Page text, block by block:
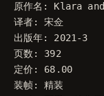
原作名 : Klara and
译者:
宋佥
出版年: 2021 -3
页数 :
392
定价 :
68.00
装帧:
精装